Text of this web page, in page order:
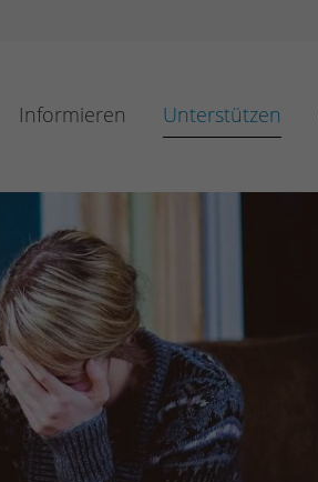
Informieren Unterstützen